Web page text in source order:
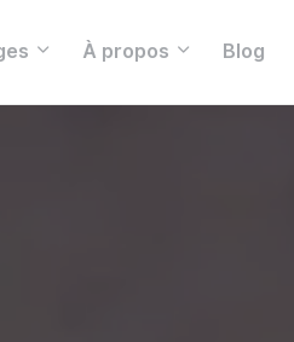
À propos Blog